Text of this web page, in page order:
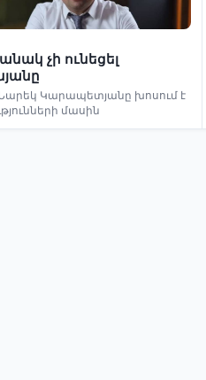
չի ունեցել
Կարապետյանը խոսում է
մասին